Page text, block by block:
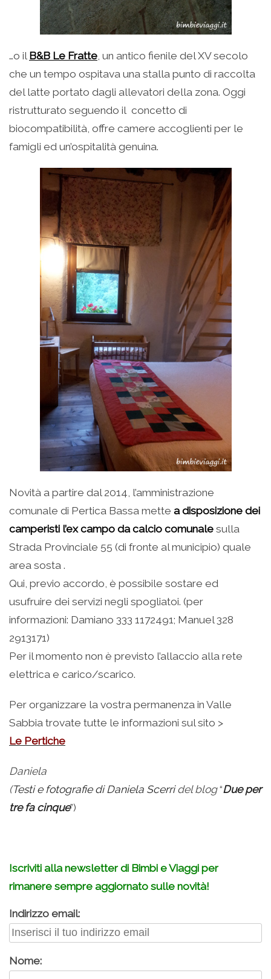
…o il B&B Le Fratte, un antico fienile del XV secolo
che un tempo ospitava una stalla punto di raccolta
del latte portato dagli allevatori della zona. Oggi
ristrutturato seguendo il concetto di
biocompatibilità, offre camere accoglienti per le
famigli ed un’ospitalità genuina.
Novità a partire dal 2014, l’amministrazione
comunale di Pertica Bassa mette a disposizione dei
camperisti l’ex campo da calcio comunale sulla
Strada Provinciale 55 (di fronte al municipio) quale
area sosta .
Qui, previo accordo, è possibile sostare ed
usufruire dei servizi negli spogliatoi. (per
informazioni: Damiano 333 1172491; Manuel 328
2913171)
Per il momento non è previsto l’allaccio alla rete
elettrica e carico/scarico.
Per organizzare la vostra permanenza in Valle
Sabbia trovate tutte le informazioni sul sito >
Le Pertiche
Daniela
(Testi e fotografie di Daniela Scerridel blog“Due per
tre fa cinque”)
Iscriviti alla newsletter di Bimbi e Viaggi per
rimanere sempre aggiornato sulle novità!
Indirizzo email:
Nome: